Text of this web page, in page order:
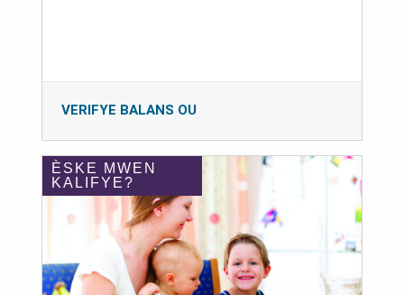
VERIFYE BALANS OU
ÈSKE MWEN
KALIFYE?